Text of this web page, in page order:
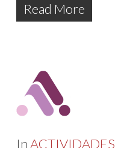
Read More
InACTIVIDADES